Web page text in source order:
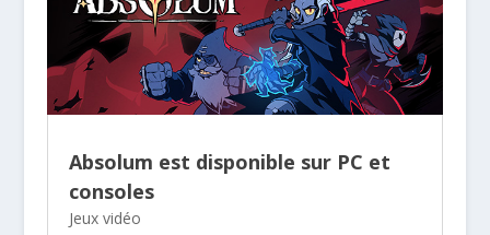
Absolum est disponible sur PC et
consoles
Jeux vidéo